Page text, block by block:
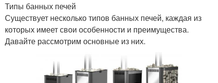
Типы банных печей
Существует несколько типов банных печей, каждая из
которых имеет свои особенности и преимущества.
Давайте рассмотрим основные из них.